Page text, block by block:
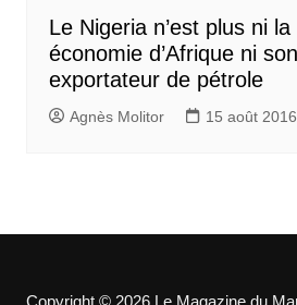
Le Nigeria n’est plus ni
économie d’Afrique ni
exportateur de pétrole
Agnès Molitor 15 août 2016
Copyright © 2026 Le Magazine du